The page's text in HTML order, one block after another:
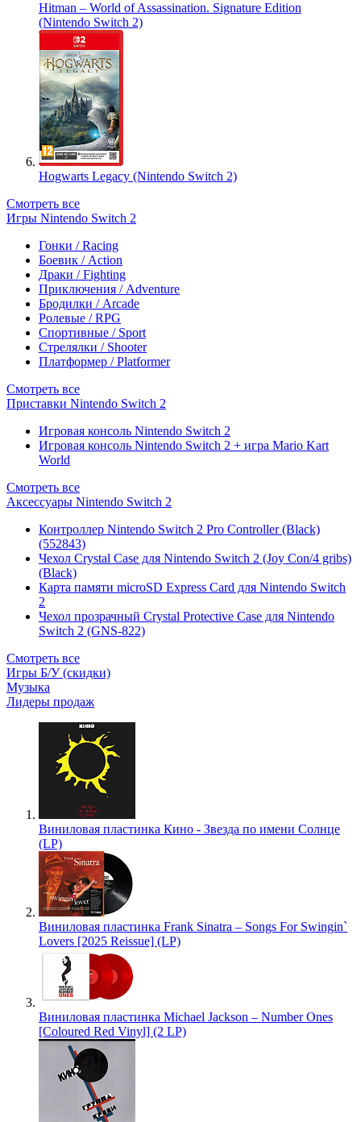
Hitman – World of Assassination. Signature Edition
(Nintendo Switch 2)
Hogwarts Legacy (Nintendo Switch 2)
Смотреть все
Игры Nintendo Switch 2
Гонки / Racing
Боевик / Action
Драки / Fighting
Приключения / Adventure
Бродилки / Arcade
Ролевые / RPG
Спортивные / Sport
Стрелялки / Shooter
Платформер / Platformer
Смотреть все
Приставки Nintendo Switch 2
Игровая консоль Nintendo Switch 2
Игровая консоль Nintendo Switch 2 + игра Mario Kart
World
Смотреть все
Аксессуары Nintendo Switch 2
Контроллер Nintendo Switch 2 Pro Controller (Black)
(552843)
Чехол Сrystal Сase для Nintendo Switch 2 (Joy Con/4 gribs)
(Black)
Карта памяти microSD Express Card для Nintendo Switch
2
Чехол прозрачный Crystal Protective Case для Nintendo
Switch 2 (GNS-822)
Смотреть все
Игры Б/У (скидки)
Музыка
Лидеры продаж
Виниловая пластинка Кино - Звезда по имени Солнце
(LP)
Виниловая пластинка Frank Sinatra – Songs For Swingin`
Lovers [2025 Reissue] (LP)
Виниловая пластинка Michael Jackson – Number Ones
[Coloured Red Vinyl] (2 LP)